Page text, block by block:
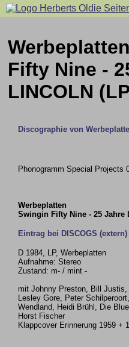
Fifty Nine -
LINCOLN
Discographie von
Phonogramm Special Projects
Werbeplatten
Swingin Fifty Nine - 25 Jahre
Eintrag bei DISCOGS (extern)
D 1984, LP, Werbeplatten
Aufnahme: Stereo
Zustand: m- / mint -
mit Johnny Preston, Bill
Lesley Gore, Peter
Wendland, Heidi Brühl, Die
Horst Fischer
Klappcover Erinnerung 1959 +